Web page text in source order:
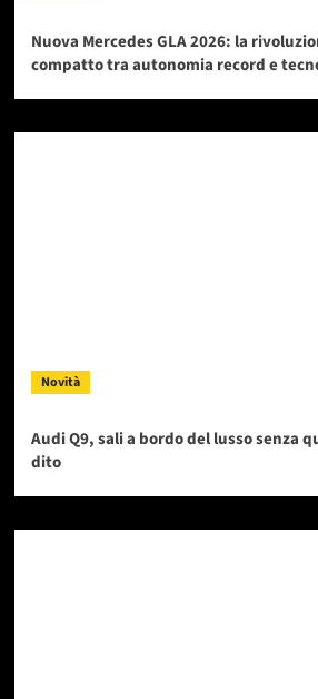
Nuova Mercedes GLA 2026: la
compatto tra autonomia record e
Novità
Audi Q9, sali a bordo del lusso senza
dito